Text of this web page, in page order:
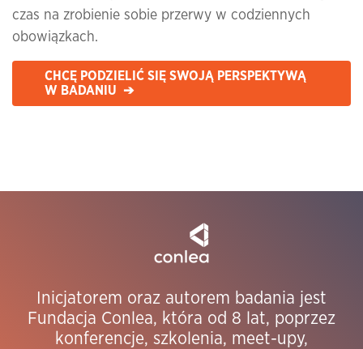
czas na zrobienie sobie przerwy w codziennych
obowiązkach.
CHCĘ PODZIELIĆ SIĘ SWOJĄ PERSPEKTYWĄ
W BADANIU ➔
Inicjatorem oraz autorem badania jest
Fundacja Conlea, która od 8 lat, poprzez
konferencje, szkolenia, meet-upy,